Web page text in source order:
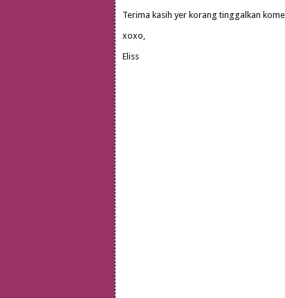
Terima kasih yer korang tinggalkan
xoxo,
Eliss